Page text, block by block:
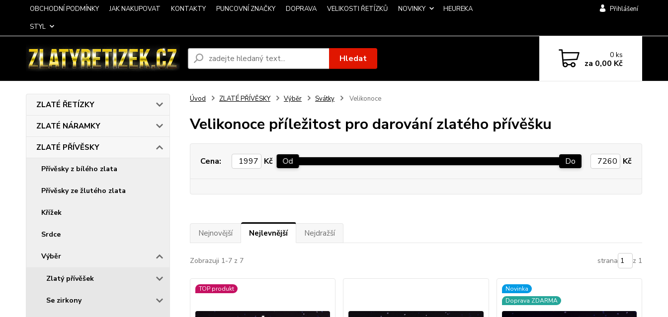
OBCHODNÍ PODMÍNKY JAK NAKUPOVAT KONTAKTY PUNCOVNÍ ZNAČKY DOPRAVA VELIKOSTI ŘETÍZKŮ NOVINKY
HEUREKA
STYL
Přihlášení
Hledat 0ks
za 0,00 Kč
ZLATÉ ŘETÍZKY
ZLATÉ NÁRAMKY
ZLATÉ PŘÍVĚSKY
Přívěsky z bílého zlata
Přívěsky ze žlutého zlata
Křížek
Srdce
Výběr
Zlatý přívěšek
Se zirkony
Úvod ZLATÉ PŘÍVĚSKY Výběr Svátky Velikonoce
Velikonoce příležitost pro darování zlatého přívěšku
Cena: Kč Od Do Kč
Nejnovější Nejlevnější Nejdražší
Zobrazuji 1-7 z 7 strana z 1
TOP produkt
Novinka
Doprava ZDARMA